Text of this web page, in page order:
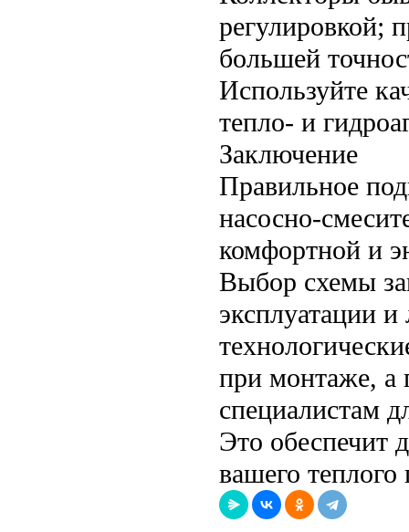
регулировкой;
большей
Используйте
тепло- и
Заключение
Правильное
насосно-
комфортной и
Выбор схемы
эксплуатации
при монтаже, а
специалистам
Это обеспечит
вашего